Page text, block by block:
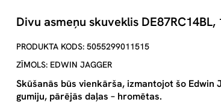
Divu asmeņu skuveklis DE87RC14BL,
PRODUKTA KODS: 5055299011515
ZĪMOLS: EDWIN JAGGER
Skūšanās būs vienkārša, izmantojot šo
gumiju, pārējās daļas – hromētas.